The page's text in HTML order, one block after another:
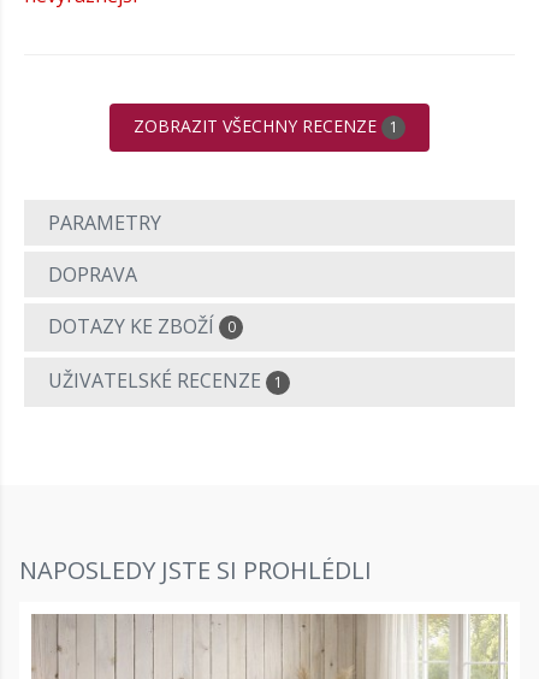
ZOBRAZIT VŠECHNY RECENZE 1
PARAMETRY
DOPRAVA
DOTAZY KE ZBOŽÍ
0
UŽIVATELSKÉ RECENZE 1
NAPOSLEDY JSTE SI PROHLÉDLI